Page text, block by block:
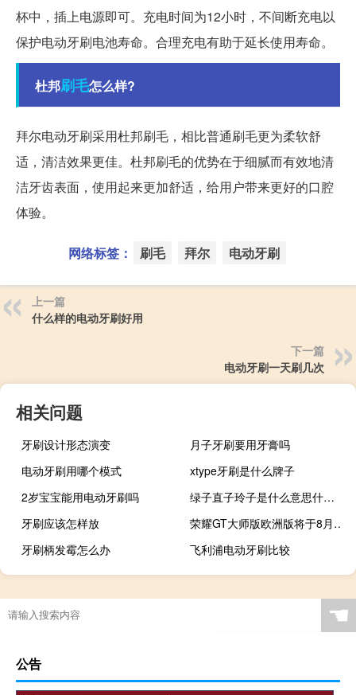
杯中，插上电源即可。充电时间为12小时，不间断充电以
保护电动牙刷电池寿命。合理充电有助于延长使用寿命。
杜邦刷毛怎么样?
拜尔电动牙刷采用杜邦刷毛，相比普通刷毛更为柔软舒
适，清洁效果更佳。杜邦刷毛的优势在于细腻而有效地清
洁牙齿表面，使用起来更加舒适，给用户带来更好的口腔
体验。
网络标签： 刷毛 拜尔 电动牙刷
上一篇
什么样的电动牙刷好用
下一篇
电动牙刷一天刷几次
相关问题
牙刷设计形态演变
月子牙刷要用牙膏吗
电动牙刷用哪个模式
xtype牙刷是什么牌子
2岁宝宝能用电动牙刷吗
绿子直子玲子是什么意思什么梗
牙刷应该怎样放
荣耀GT大师版欧洲版将于8月18日发布零售包装表面
牙刷柄发霉怎么办
飞利浦电动牙刷比较
☚
公告